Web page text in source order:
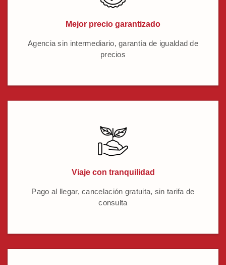
Mejor precio garantizado
Agencia sin intermediario, garantía de igualdad de
precios
Viaje con tranquilidad
Pago al llegar, cancelación gratuita, sin tarifa de
consulta